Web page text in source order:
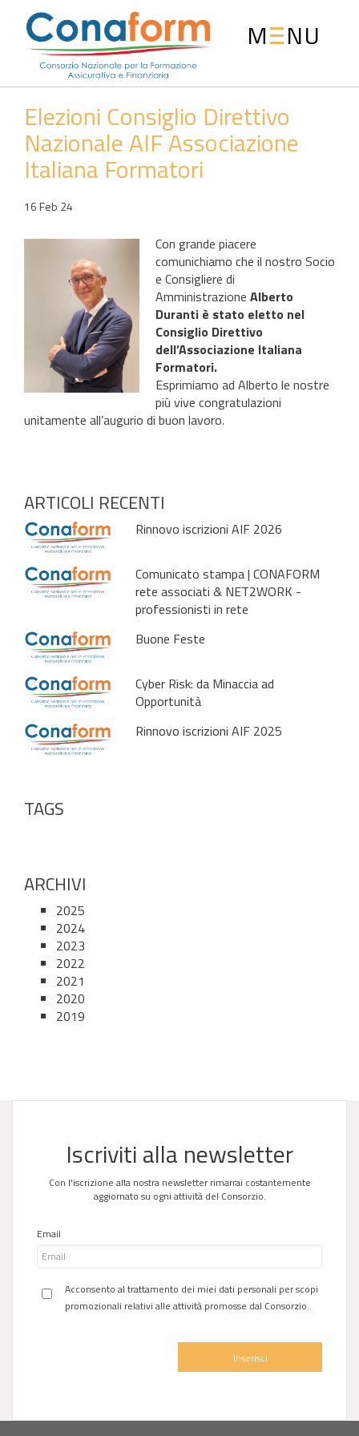
M NU
Elezioni Consiglio Direttivo
Nazionale AIF Associazione
Italiana Formatori
16 Feb 24
Con grande piacere
comunichiamo che il nostro Socio
e Consigliere di
Amministrazione Alberto
Duranti è stato eletto nel
Consiglio Direttivo
dell’Associazione Italiana
Formatori.
Esprimiamo ad Alberto le nostre
più vive congratulazioni
unitamente all’augurio di buon lavoro.
ARTICOLI RECENTI
Rinnovo iscrizioni AIF 2026
Comunicato stampa | CONAFORM
rete associati & NET2WORK -
professionisti in rete
Buone Feste
Cyber Risk: da Minaccia ad
Opportunità
Rinnovo iscrizioni AIF 2025
TAGS
ARCHIVI
2025
2024
2023
2022
2021
2020
2019
Iscriviti alla newsletter
Con l'iscrizione alla nostra newsletter rimarrai costantemente
aggiornato su ogni attività del Consorzio.
Email
Acconsento al trattamento dei miei dati personali per scopi
promozionali relativi alle attività promosse dal Consorzio.
Inserisci